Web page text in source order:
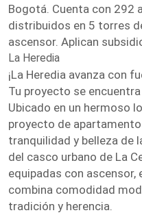
Bogotá. Cuenta con 292
distribuidos en 5 torres
ascensor. Aplican
La Heredia
¡La Heredia avanza con
Tu proyecto se
Ubicado en un hermoso
proyecto de
tranquilidad y belleza de
del casco urbano de La
equipadas con
combina comodidad
tradición y herencia.